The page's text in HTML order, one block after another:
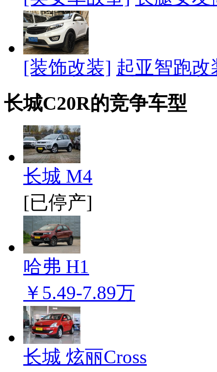
[装饰改装] 起亚智跑
长城C20R的竞争车型
长城 M4
[已停产]
哈弗 H1
￥5.49-7.89万
长城 炫丽Cross